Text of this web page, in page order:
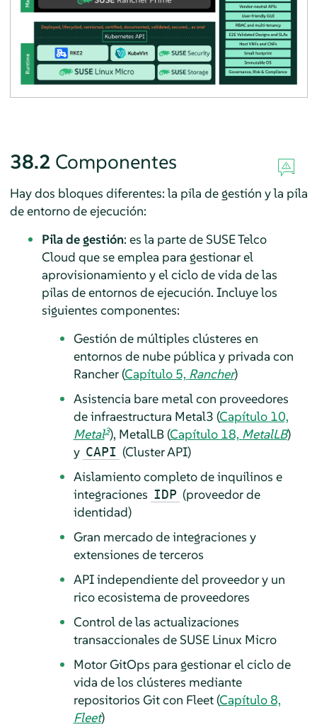
38.2 Componentes
Hay dos bloques diferentes: la pila de gestión y la pila
de entorno de ejecución:
Pila de gestión: es la parte de SUSE Telco
Cloud que se emplea para gestionar el
aprovisionamiento y el ciclo de vida de las
pilas de entornos de ejecución. Incluye los
siguientes componentes:
Gestión de múltiples clústeres en
entornos de nube pública y privada con
Rancher (Capítulo 5, Rancher)
Asistencia bare metal con proveedores
de infraestructura Metal3 (Capítulo 10,
Metal3), MetalLB (Capítulo 18, MetalLB)
y CAPI (Cluster API)
Aislamiento completo de inquilinos e
integraciones IDP (proveedor de
identidad)
Gran mercado de integraciones y
extensiones de terceros
API independiente del proveedor y un
rico ecosistema de proveedores
Control de las actualizaciones
transaccionales de SUSE Linux Micro
Motor GitOps para gestionar el ciclo de
vida de los clústeres mediante
repositorios Git con Fleet (Capítulo 8,
Fleet)